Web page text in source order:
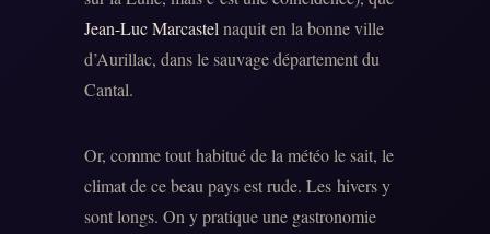
Jean-Luc Marcastel naquit en la bonne ville
d’Aurillac, dans le sauvage département du
Cantal.
Or, comme tout habitué de la météo le sait, le
climat de ce beau pays est rude. Les hivers y
sont longs. On y pratique une gastronomie